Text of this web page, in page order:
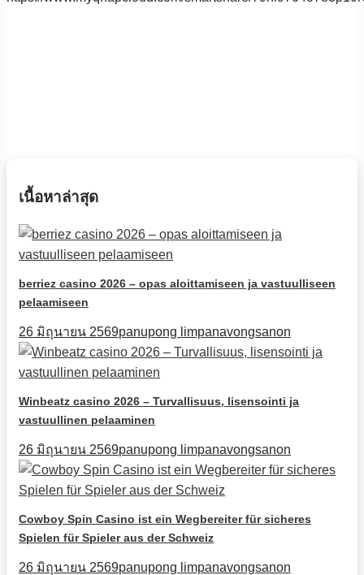
เนื้อหาล่าสุด
berriez casino 2026 – opas aloittamiseen ja vastuulliseen
pelaamiseen
26 มิถุนายน 2569panupong limpanavongsanon
Winbeatz casino 2026 – Turvallisuus, lisensointi ja
vastuullinen pelaaminen
26 มิถุนายน 2569panupong limpanavongsanon
Cowboy Spin Casino ist ein Wegbereiter für sicheres
Spielen für Spieler aus der Schweiz
26 มิถุนายน 2569panupong limpanavongsanon